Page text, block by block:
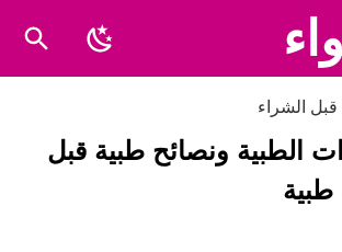
قبل الشراء
الطبية ونصائح طبية قبل